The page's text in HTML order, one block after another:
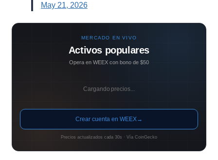
May 21, 2026
MERCADO EN VIVO
Activos populares
Opera en WEEX con bono de $50
Cargando precios...
Crear cuenta en WEEX→
Precios actualizados cada 30s · Vía CoinGecko